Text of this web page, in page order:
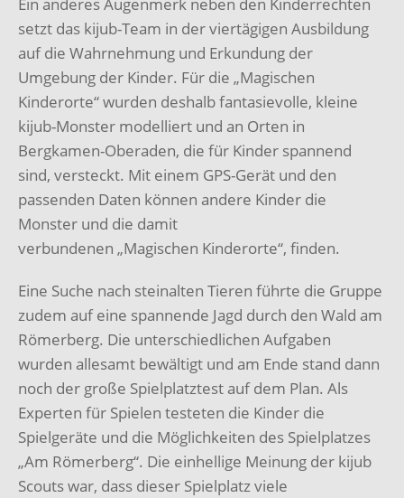
setzt das kijub-Team in der viertägigen Ausbildung
auf die Wahrnehmung und Erkundung der
Umgebung der Kinder. Für die „Magischen
Kinderorte“ wurden deshalb fantasievolle, kleine
kijub-Monster modelliert und an Orten in
Bergkamen-Oberaden, die für Kinder spannend
sind, versteckt. Mit einem GPS-Gerät und den
passenden Daten können andere Kinder die
Monster und die damit
verbundenen „Magischen Kinderorte“, finden.
Eine Suche nach steinalten Tieren führte die Gruppe
zudem auf eine spannende Jagd durch den Wald am
Römerberg. Die unterschiedlichen Aufgaben
wurden allesamt bewältigt und am Ende stand dann
noch der große Spielplatztest auf dem Plan. Als
Experten für Spielen testeten die Kinder die
Spielgeräte und die Möglichkeiten des Spielplatzes
„Am Römerberg“. Die einhellige Meinung der kijub
Scouts war, dass dieser Spielplatz viele